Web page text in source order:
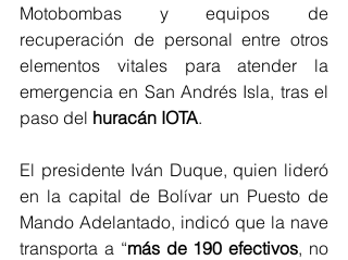
Motobombas y equipos de
recuperación de personal entre otros
elementos vitales para atender la
emergencia en San Andrés Isla, tras el
paso del huracán IOTA.
El presidente Iván Duque, quien lideró
en la capital de Bolívar un Puesto de
Mando Adelantado, indicó que la nave
transporta a “más de 190 efectivos, no